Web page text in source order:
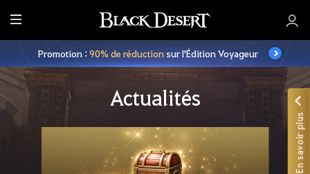
M
e
n
u
Promotion :90% de réductionsur l'Édition Voyageur
Actualités
En savoir plus